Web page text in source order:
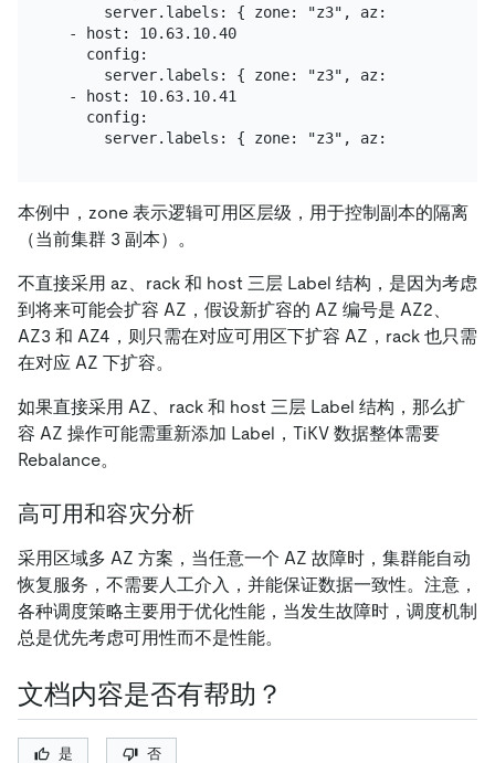
server.labels: { zone: "z3", az: "az3",
  - host: 10.63.10.40
    config:
server.labels: { zone: "z3", az: "az3",
  - host: 10.63.10.41
    config:
本例中，zone 表示逻辑可用区层级，用于控制副本的隔离
（当前集群 3 副本）。
不直接采用 az、rack 和 host 三层 Label 结构，是因为考虑
到将来可能会扩容 AZ，假设新扩容的 AZ 编号是 AZ2、
AZ3 和 AZ4，则只需在对应可用区下扩容 AZ，rack 也只需
在对应 AZ 下扩容。
如果直接采用 AZ、rack 和 host 三层 Label 结构，那么扩
容 AZ 操作可能需重新添加 Label，TiKV 数据整体需要
Rebalance。
高可用和容灾分析
采用区域多 AZ 方案，当任意一个 AZ 故障时，集群能自动
恢复服务，不需要人工介入，并能保证数据一致性。注意，
各种调度策略主要用于优化性能，当发生故障时，调度机制
总是优先考虑可用性而不是性能。
文档内容是否有帮助？
是 否